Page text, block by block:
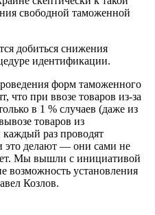
свободной таможенной
добиться снижения
идентификации.
форм таможенного
что при ввозе товаров из-за
в 1 % случаев (даже из
товаров из
раз проводят
это делают — они сами не
Мы вышли с инициативой
возможность установления
Козлов.